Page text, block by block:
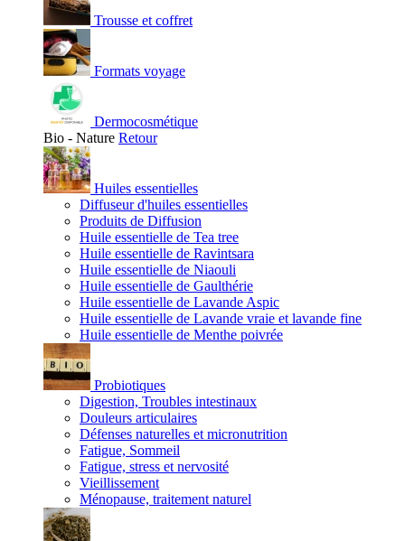
Trousse et coffret
Formats voyage
Dermocosmétique
Bio - Nature Retour
Huiles essentielles
Diffuseur d'huiles essentielles
Produits de Diffusion
Huile essentielle de Tea tree
Huile essentielle de Ravintsara
Huile essentielle de Niaouli
Huile essentielle de Gaulthérie
Huile essentielle de Lavande Aspic
Huile essentielle de Lavande vraie et lavande fine
Huile essentielle de Menthe poivrée
Probiotiques
Digestion, Troubles intestinaux
Douleurs articulaires
Défenses naturelles et micronutrition
Fatigue, Sommeil
Fatigue, stress et nervosité
Vieillissement
Ménopause, traitement naturel